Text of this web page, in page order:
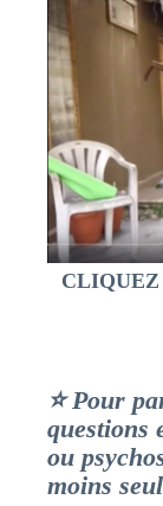
⭐ Pour
questions
ou
moins